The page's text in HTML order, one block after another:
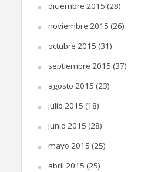
diciembre 2015 (28)
noviembre 2015 (26)
octubre 2015 (31)
septiembre 2015 (37)
agosto 2015 (23)
julio 2015 (18)
junio 2015 (28)
mayo 2015 (25)
abril 2015 (25)